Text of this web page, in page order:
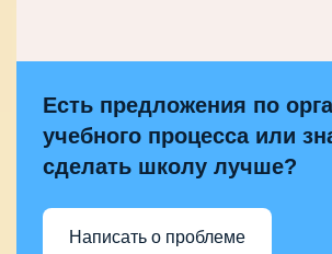
Есть предложения по
учебного процесса или
сделать школу лучше?
Написать о проблеме